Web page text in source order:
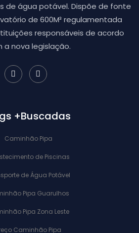
de água potável. Dispõe de fonte
de 600M³ regulamentada
responsáveis de acordo
a nova legislação.
+Buscadas
Caminhão Pipa
de Piscinas
de Água Potável
Pipa Guarulhos
Pipa Zona Leste
Caminhão Pipa